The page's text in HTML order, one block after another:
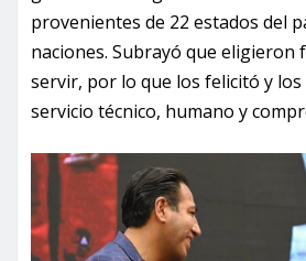
provenientes de 22 estados del
naciones. Subrayó que eligieron
servir, por lo que los felicitó y
servicio técnico, humano y